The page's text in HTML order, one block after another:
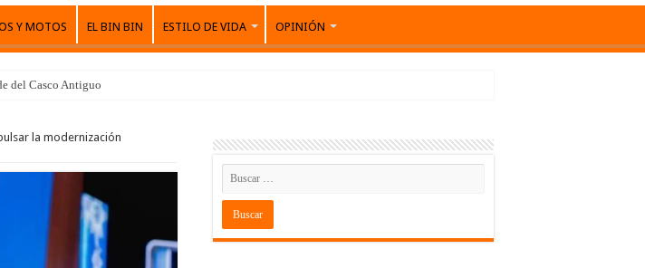
Y MOTOS EL BIN BIN ESTILO DE VIDA OPINIÓN
del Casco Antiguo
la modernización